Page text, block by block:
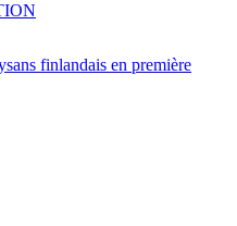
finlandais en première